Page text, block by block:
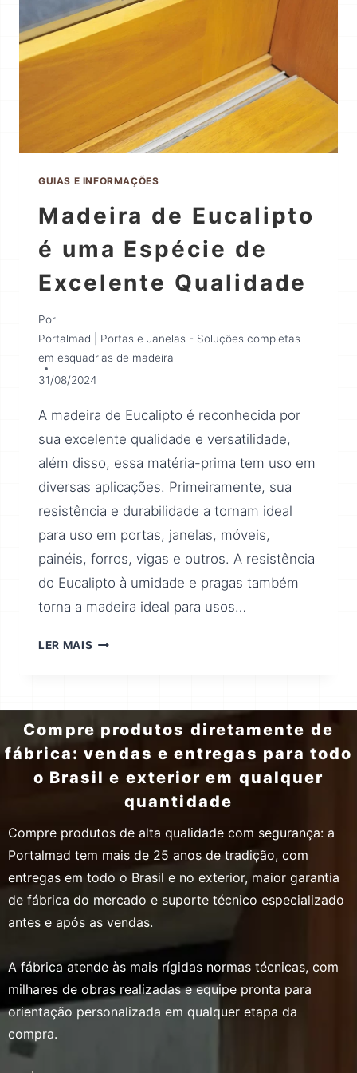
GUIAS E INFORMAÇÕES
Madeira de Eucalipto
é uma Espécie de
Excelente Qualidade
Por
Portalmad | Portas e Janelas - Soluções completas
em esquadrias de madeira
31/08/2024
A madeira de Eucalipto é reconhecida por
sua excelente qualidade e versatilidade,
além disso, essa matéria-prima tem uso em
diversas aplicações. Primeiramente, sua
resistência e durabilidade a tornam ideal
para uso em portas, janelas, móveis,
painéis, forros, vigas e outros. A resistência
do Eucalipto à umidade e pragas também
torna a madeira ideal para usos…
LER MAIS
Compre produtos diretamente de
fábrica: vendas e entregas para todo
o Brasil e exterior em qualquer
quantidade
Compre produtos de alta qualidade com segurança: a
Portalmad tem mais de 25 anos de tradição, com
entregas em todo o Brasil e no exterior, maior garantia
de fábrica do mercado e suporte técnico especializado
antes e após as vendas.
A fábrica atende às mais rígidas normas técnicas, com
milhares de obras realizadas e equipe pronta para
orientação personalizada em qualquer etapa da
compra.